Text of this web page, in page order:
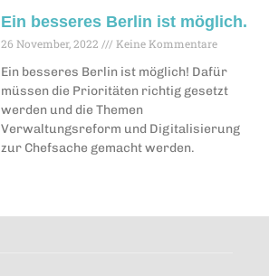
Ein besseres Berlin ist möglich.
26 November, 2022 Keine Kommentare
Ein besseres Berlin ist möglich! Dafür
müssen die Prioritäten richtig gesetzt
werden und die Themen
Verwaltungsreform und Digitalisierung
zur Chefsache gemacht werden.